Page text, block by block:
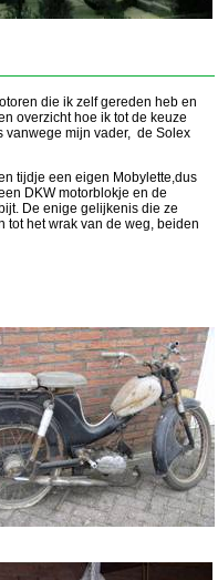
die ik zelf gereden heb en
overzicht hoe ik tot de keuze
vanwege mijn vader, de Solex
tijdje een eigen Mobylette,dus
DKW motorblokje en de
De enige gelijkenis die ze
tot het wrak van de weg, beiden